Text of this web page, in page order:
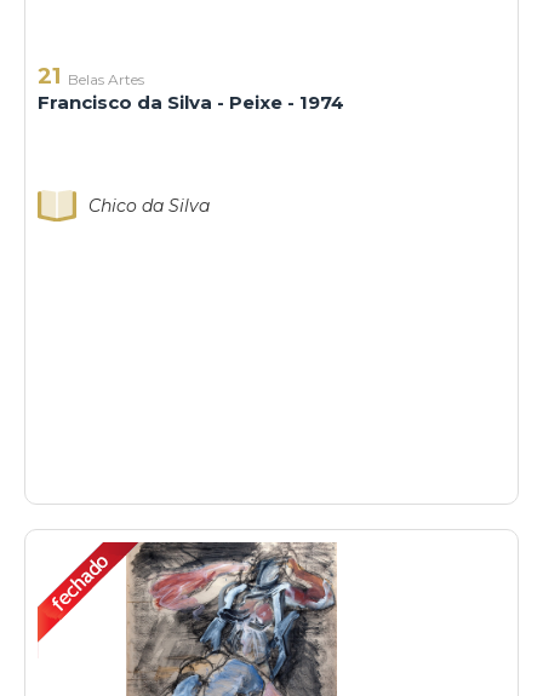
21 Belas Artes
Francisco da Silva - Peixe - 1974
Chico da Silva